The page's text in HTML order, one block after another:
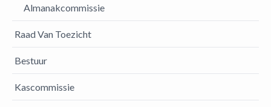
Almanakcommissie
Raad Van Toezicht
Bestuur
Kascommissie